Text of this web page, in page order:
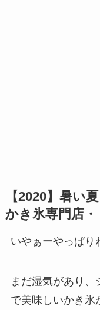
【2020】暑い
かき氷専門店・
いやぁーやっぱり
まだ湿気があり
で美味しいかき氷